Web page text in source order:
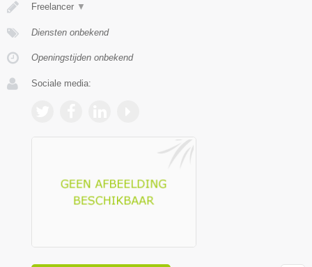
Freelancer ▼
Diensten onbekend
Openingstijden onbekend
Sociale media: